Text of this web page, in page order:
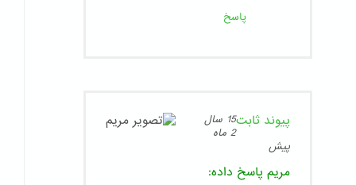
پاسخ
پیوند ثابت
15 سال
2 ماه
پیش
مریم پاسخ داده: